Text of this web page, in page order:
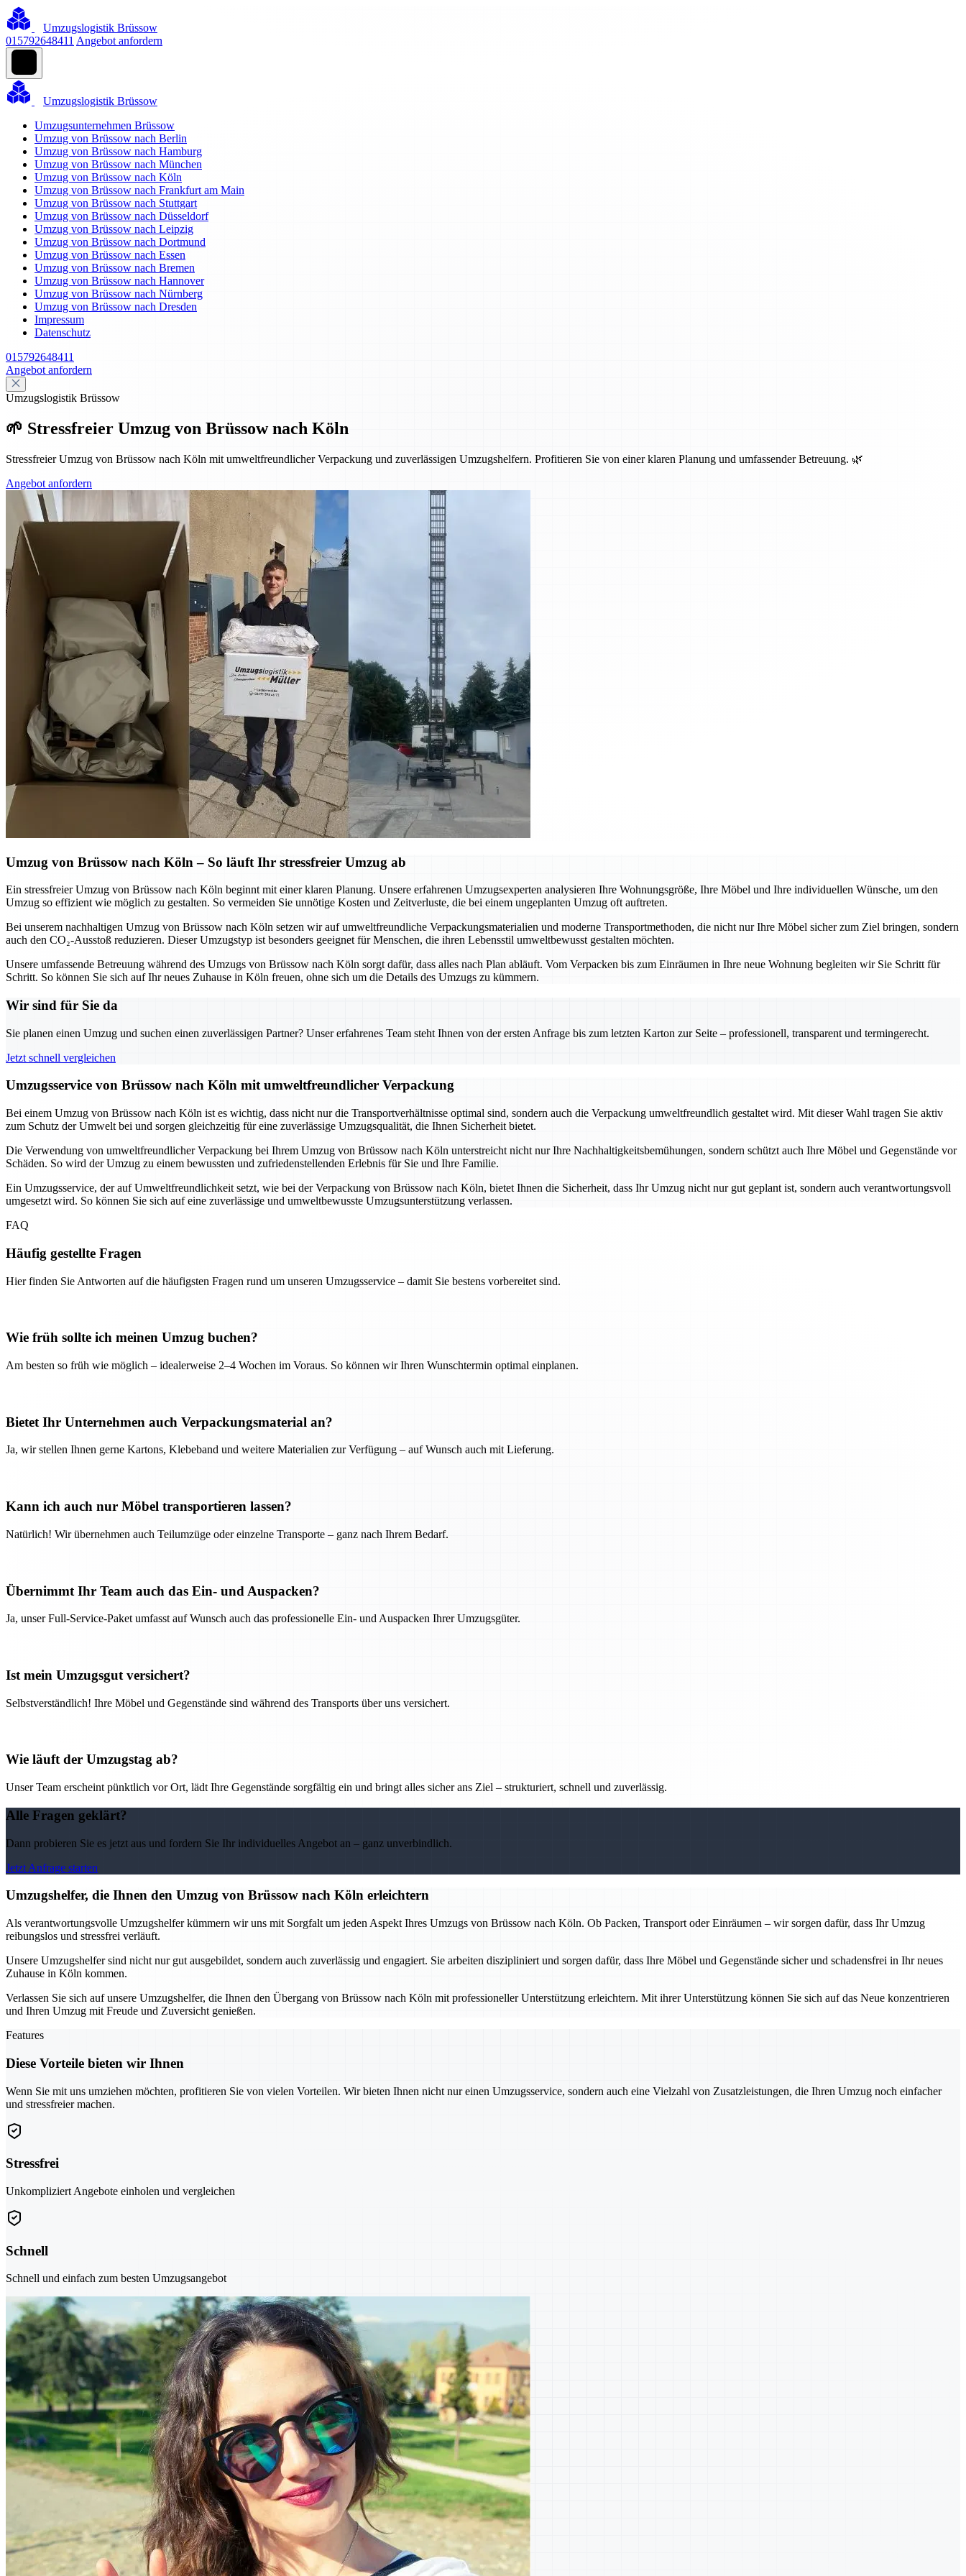
Umzugslogistik Brüssow
015792648411 Angebot anfordern
Umzugslogistik Brüssow
Umzugsunternehmen Brüssow
Umzug von Brüssow nach Berlin
Umzug von Brüssow nach Hamburg
Umzug von Brüssow nach München
Umzug von Brüssow nach Köln
Umzug von Brüssow nach Frankfurt am Main
Umzug von Brüssow nach Stuttgart
Umzug von Brüssow nach Düsseldorf
Umzug von Brüssow nach Leipzig
Umzug von Brüssow nach Dortmund
Umzug von Brüssow nach Essen
Umzug von Brüssow nach Bremen
Umzug von Brüssow nach Hannover
Umzug von Brüssow nach Nürnberg
Umzug von Brüssow nach Dresden
Impressum
Datenschutz
015792648411
Angebot anfordern
Umzugslogistik Brüssow
🌱 Stressfreier Umzug von Brüssow nach Köln
Stressfreier Umzug von Brüssow nach Köln mit umweltfreundlicher Verpackung und zuverlässigen Umzugshelfern. Profitieren Sie von einer klaren Planung und umfassender Betreuung. 🌿
Angebot anfordern
Umzug von Brüssow nach Köln – So läuft Ihr stressfreier Umzug ab
Ein stressfreier Umzug von Brüssow nach Köln beginnt mit einer klaren Planung. Unsere erfahrenen Umzugsexperten analysieren Ihre Wohnungsgröße, Ihre Möbel und Ihre individuellen Wünsche, um den
Umzug so effizient wie möglich zu gestalten. So vermeiden Sie unnötige Kosten und Zeitverluste, die bei einem ungeplanten Umzug oft auftreten.
Bei unserem nachhaltigen Umzug von Brüssow nach Köln setzen wir auf umweltfreundliche Verpackungsmaterialien und moderne Transportmethoden, die nicht nur Ihre Möbel sicher zum Ziel bringen, sondern
auch den CO₂-Ausstoß reduzieren. Dieser Umzugstyp ist besonders geeignet für Menschen, die ihren Lebensstil umweltbewusst gestalten möchten.
Unsere umfassende Betreuung während des Umzugs von Brüssow nach Köln sorgt dafür, dass alles nach Plan abläuft. Vom Verpacken bis zum Einräumen in Ihre neue Wohnung begleiten wir Sie Schritt für
Schritt. So können Sie sich auf Ihr neues Zuhause in Köln freuen, ohne sich um die Details des Umzugs zu kümmern.
Wir sind für Sie da
Sie planen einen Umzug und suchen einen zuverlässigen Partner? Unser erfahrenes Team steht Ihnen von der ersten Anfrage bis zum letzten Karton zur Seite – professionell, transparent und termingerecht.
Jetzt schnell vergleichen
Umzugsservice von Brüssow nach Köln mit umweltfreundlicher Verpackung
Bei einem Umzug von Brüssow nach Köln ist es wichtig, dass nicht nur die Transportverhältnisse optimal sind, sondern auch die Verpackung umweltfreundlich gestaltet wird. Mit dieser Wahl tragen Sie aktiv
zum Schutz der Umwelt bei und sorgen gleichzeitig für eine zuverlässige Umzugsqualität, die Ihnen Sicherheit bietet.
Die Verwendung von umweltfreundlicher Verpackung bei Ihrem Umzug von Brüssow nach Köln unterstreicht nicht nur Ihre Nachhaltigkeitsbemühungen, sondern schützt auch Ihre Möbel und Gegenstände vor
Schäden. So wird der Umzug zu einem bewussten und zufriedenstellenden Erlebnis für Sie und Ihre Familie.
Ein Umzugsservice, der auf Umweltfreundlichkeit setzt, wie bei der Verpackung von Brüssow nach Köln, bietet Ihnen die Sicherheit, dass Ihr Umzug nicht nur gut geplant ist, sondern auch verantwortungsvoll
umgesetzt wird. So können Sie sich auf eine zuverlässige und umweltbewusste Umzugsunterstützung verlassen.
FAQ
Häufig gestellte Fragen
Hier finden Sie Antworten auf die häufigsten Fragen rund um unseren Umzugsservice – damit Sie bestens vorbereitet sind.
Wie früh sollte ich meinen Umzug buchen?
Am besten so früh wie möglich – idealerweise 2–4 Wochen im Voraus. So können wir Ihren Wunschtermin optimal einplanen.
Bietet Ihr Unternehmen auch Verpackungsmaterial an?
Ja, wir stellen Ihnen gerne Kartons, Klebeband und weitere Materialien zur Verfügung – auf Wunsch auch mit Lieferung.
Kann ich auch nur Möbel transportieren lassen?
Natürlich! Wir übernehmen auch Teilumzüge oder einzelne Transporte – ganz nach Ihrem Bedarf.
Übernimmt Ihr Team auch das Ein- und Auspacken?
Ja, unser Full-Service-Paket umfasst auf Wunsch auch das professionelle Ein- und Auspacken Ihrer Umzugsgüter.
Ist mein Umzugsgut versichert?
Selbstverständlich! Ihre Möbel und Gegenstände sind während des Transports über uns versichert.
Wie läuft der Umzugstag ab?
Unser Team erscheint pünktlich vor Ort, lädt Ihre Gegenstände sorgfältig ein und bringt alles sicher ans Ziel – strukturiert, schnell und zuverlässig.
Alle Fragen geklärt?
Dann probieren Sie es jetzt aus und fordern Sie Ihr individuelles Angebot an – ganz unverbindlich.
Jetzt Anfrage starten
Umzugshelfer, die Ihnen den Umzug von Brüssow nach Köln erleichtern
Als verantwortungsvolle Umzugshelfer kümmern wir uns mit Sorgfalt um jeden Aspekt Ihres Umzugs von Brüssow nach Köln. Ob Packen, Transport oder Einräumen – wir sorgen dafür, dass Ihr Umzug
reibungslos und stressfrei verläuft.
Unsere Umzugshelfer sind nicht nur gut ausgebildet, sondern auch zuverlässig und engagiert. Sie arbeiten diszipliniert und sorgen dafür, dass Ihre Möbel und Gegenstände sicher und schadensfrei in Ihr neues
Zuhause in Köln kommen.
Verlassen Sie sich auf unsere Umzugshelfer, die Ihnen den Übergang von Brüssow nach Köln mit professioneller Unterstützung erleichtern. Mit ihrer Unterstützung können Sie sich auf das Neue konzentrieren
und Ihren Umzug mit Freude und Zuversicht genießen.
Features
Diese Vorteile bieten wir Ihnen
Wenn Sie mit uns umziehen möchten, profitieren Sie von vielen Vorteilen. Wir bieten Ihnen nicht nur einen Umzugsservice, sondern auch eine Vielzahl von Zusatzleistungen, die Ihren Umzug noch einfacher
und stressfreier machen.
Stressfrei
Unkompliziert Angebote einholen und vergleichen
Schnell
Schnell und einfach zum besten Umzugsangebot